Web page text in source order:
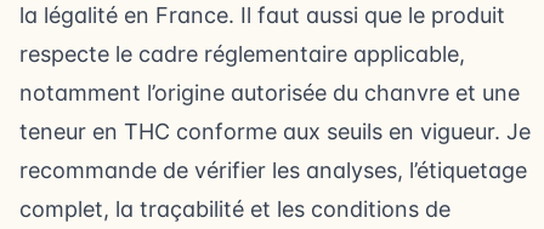
la légalité en France. Il faut aussi que le produit
respecte le cadre réglementaire applicable,
notamment l’origine autorisée du chanvre et une
teneur en THC conforme aux seuils en vigueur. Je
recommande de vérifier les analyses, l’étiquetage
complet, la traçabilité et les conditions de